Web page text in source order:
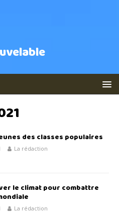
des classes populaires
La rédaction
le climat pour combattre
La rédaction